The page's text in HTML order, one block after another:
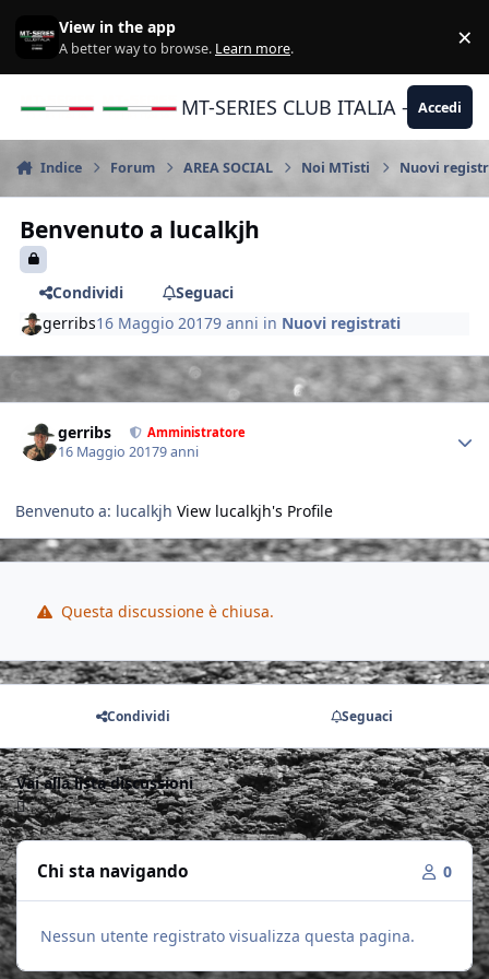
View in the app
A better way to browse. Learn more. ×
MT-SERIES CLUB ITALIA -Accedi
Indice Forum AREA SOCIAL Noi MTisti Nuovi
Benvenuto a lucalkjh
Condividi
Seguaci
gerribs16 Maggio 20179 anni in Nuovi registrati
gerribs Amministratore
16 Maggio 20179 anni
Benvenuto a: lucalkjh View lucalkjh's Profile
Questa discussione è chiusa.
Condividi Seguaci
Vai alla lista discussioni
Chi sta navigando 0
Nessun utente registrato visualizza questa pagina.